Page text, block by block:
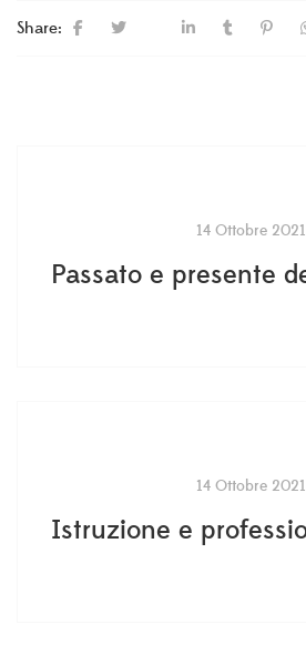
Share:
14 Ottobre 2021
14 Ottobre 2021